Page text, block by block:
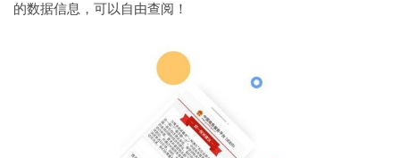
的数据信息，可以自由查阅！